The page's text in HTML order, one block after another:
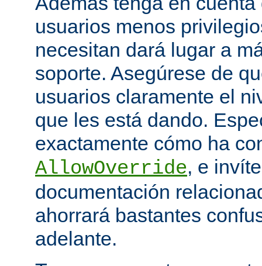
usuarios menos
necesitan dará lugar a
soporte. Asegúrese de
usuarios claramente el
que les está dando.
exactamente cómo ha
AllowOverride, e
documentación
ahorrará bastantes
adelante.